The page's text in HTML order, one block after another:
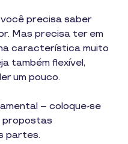
precisa saber
Mas precisa ter em
característica muito
também flexível,
um pouco.
– coloque-se
propostas
partes.